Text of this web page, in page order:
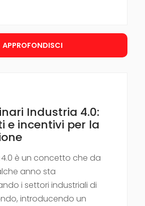
APPROFONDISCI
Industria 4.0:
e incentivi per la
4.0 è un concetto che da
anno sta
i settori industriali di
introducendo un